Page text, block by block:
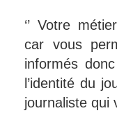
‘’ Votre
car vous
informés
l’identité du
journaliste qui